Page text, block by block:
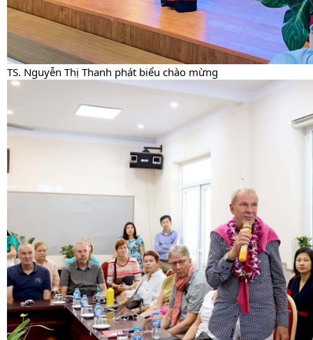
TS. Nguyễn Thị Thanh phát biểu chào mừng